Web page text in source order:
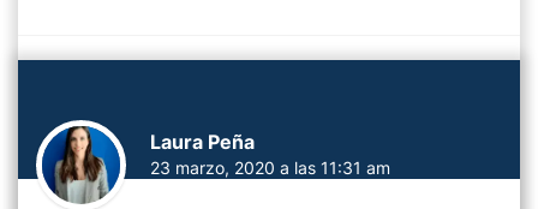
Laura Peña
23 marzo, 2020 a las 11:31 am